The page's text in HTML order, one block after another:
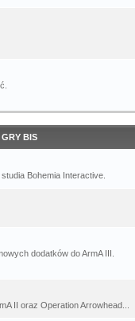
GRY BIS
Bohemia Interactive.
dodatków do ArmA III.
II oraz Operation Arrowhead...